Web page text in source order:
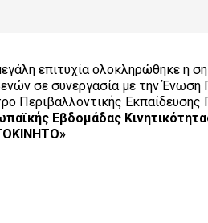
επιτυχία ολοκληρώθηκε η
σε συνεργασία με την Ένωση
Περιβαλλοντικής
Εβδομάδας
.